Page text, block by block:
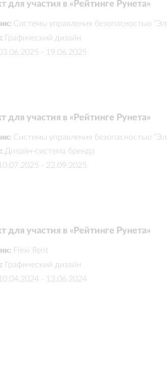
для участия в «Рейтинге Рунета»
Системы управления безопасностью
Графический дизайн
- 19.06.2025
для участия в «Рейтинге Рунета»
Системы управления безопасностью
Дизайн-система бренда
- 22.09.2025
для участия в «Рейтинге Рунета»
Flexi Rent
Графический дизайн
- 13.06.2024